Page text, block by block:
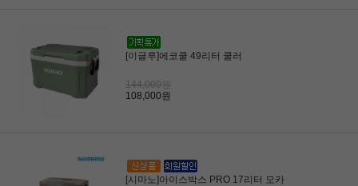
[이글루]에코쿨 49리터 쿨러
144,000원
108,000원
[시마노]아이스박스 PRO 17리터 모카